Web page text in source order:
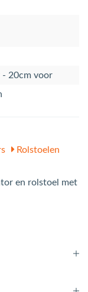
- 20cm voor
Rolstoelen
en rolstoel met